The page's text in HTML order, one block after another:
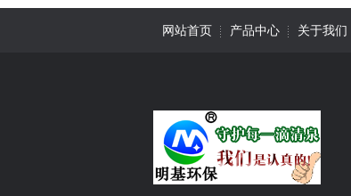
网站首页 产品中心 关于我们